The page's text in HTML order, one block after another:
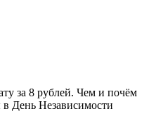
за 8 рублей. Чем и почём
День Независимости